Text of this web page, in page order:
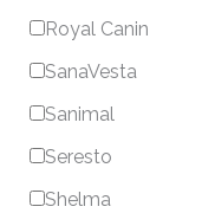
Royal Canin
SanaVesta
Sanimal
Seresto
Shelma